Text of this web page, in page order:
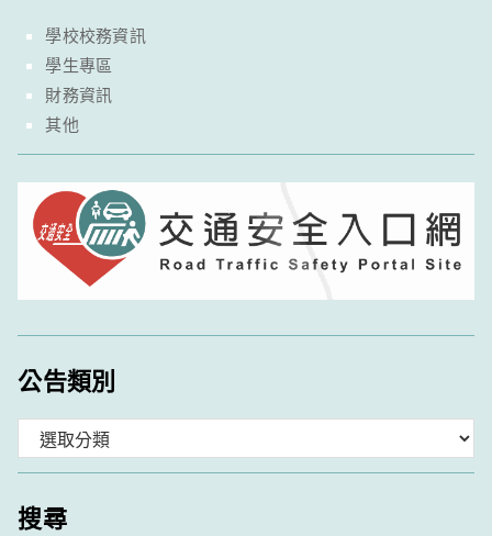
學校校務資訊
學生專區
財務資訊
其他
公告類別
類
搜尋